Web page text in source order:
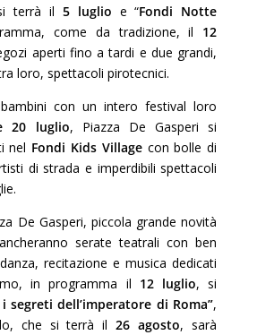
terrà il 5 luglio e “Fondi Notte
come da tradizione, il
12
aperti fino a tardi e due grandi,
loro, spettacoli pirotecnici.
con un intero festival loro
20 luglio, Piazza De Gasperi si
nel Fondi Kids Village con bolle di
di strada e imperdibili spettacoli
De Gasperi, piccola grande novità
serate teatrali con ben
recitazione e musica dedicati
in programma il 12 luglio, si
segreti dell’imperatore di Roma”,
che si terrà il 26 agosto, sarà